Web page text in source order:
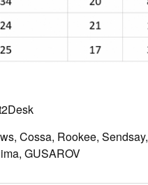
Cossa, Rookee, Sendsay,
GUSAROV